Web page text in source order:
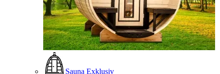
Sauna Exklusiv